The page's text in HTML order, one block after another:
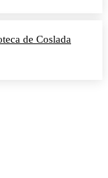
de Coslada